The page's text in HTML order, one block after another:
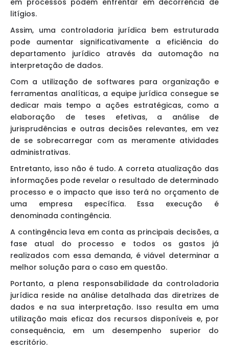
em processos podem enfrentar em decorrência de
litígios.
Assim, uma controladoria jurídica bem estruturada
pode aumentar significativamente a eficiência do
departamento jurídico através da automação na
interpretação de dados.
Com a utilização de softwares para organização e
ferramentas analíticas, a equipe jurídica consegue se
dedicar mais tempo a ações estratégicas, como a
elaboração de teses efetivas, a análise de
jurisprudências e outras decisões relevantes, em vez
de se sobrecarregar com as meramente atividades
administrativas.
Entretanto, isso não é tudo. A correta atualização das
informações pode revelar o resultado de determinado
processo e o impacto que isso terá no orçamento de
uma empresa específica. Essa execução é
denominada contingência.
A contingência leva em conta as principais decisões, a
fase atual do processo e todos os gastos já
realizados com essa demanda, é viável determinar a
melhor solução para o caso em questão.
Portanto, a plena responsabilidade da controladoria
jurídica reside na análise detalhada das diretrizes de
dados e na sua interpretação. Isso resulta em uma
utilização mais eficaz dos recursos disponíveis e, por
consequência, em um desempenho superior do
escritório.